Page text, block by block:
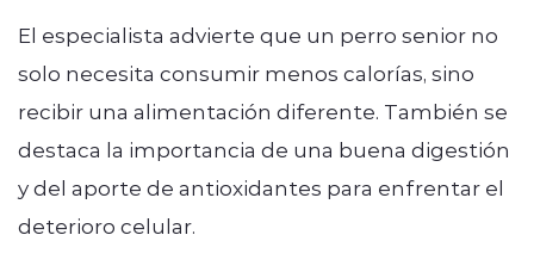
El especialista advierte que un perro senior no
solo necesita consumir menos calorías, sino
recibir una alimentación diferente. También se
destaca la importancia de una buena digestión
y del aporte de antioxidantes para enfrentar el
deterioro celular.